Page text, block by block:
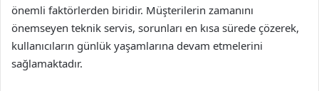
önemli faktörlerden biridir. Müşterilerin zamanını
önemseyen teknik servis, sorunları en kısa sürede çözerek,
kullanıcıların günlük yaşamlarına devam etmelerini
sağlamaktadır.